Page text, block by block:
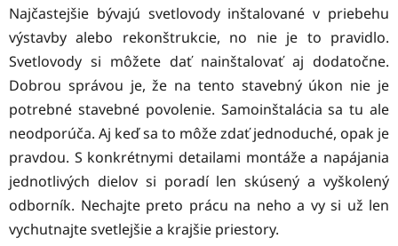
Najčastejšie bývajú svetlovody inštalované v priebehu
výstavby alebo rekonštrukcie, no nie je to pravidlo.
Svetlovody si môžete dať nainštalovať aj dodatočne.
Dobrou správou je, že na tento stavebný úkon nie je
potrebné stavebné povolenie. Samoinštalácia sa tu ale
neodporúča. Aj keď sa to môže zdať jednoduché, opak je
pravdou. S konkrétnymi detailami montáže a napájania
jednotlivých dielov si poradí len skúsený a vyškolený
odborník. Nechajte preto prácu na neho a vy si už len
vychutnajte svetlejšie a krajšie priestory.